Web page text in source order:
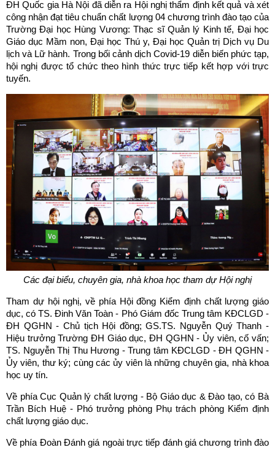
ĐH Quốc gia Hà Nội đã diễn ra Hội nghị thẩm định kết quả và xét
công nhận đạt tiêu chuẩn chất lượng 04 chương trình đào tạo của
Trường Đại học Hùng Vương: Thạc sĩ Quản lý Kinh tế, Đại học
Giáo dục Mầm non, Đại học Thú y, Đại học Quản trị Dịch vụ Du
lịch và Lữ hành. Trong bối cảnh dịch Covid-19 diễn biến phức tạp,
hội nghị được tổ chức theo hình thức trực tiếp kết hợp với trực
tuyến.
Các đại biểu, chuyên gia, nhà khoa học tham dự Hội nghị
Tham dự hội nghị, về phía Hội đồng Kiểm định chất lượng giáo
dục, có TS. Đinh Văn Toàn - Phó Giám đốc Trung tâm KĐCLGD -
ĐH QGHN - Chủ tịch Hội đồng; GS.TS. Nguyễn Quý Thanh -
Hiệu trưởng Trường ĐH Giáo dục, ĐH QGHN - Ủy viên, cố vấn;
TS. Nguyễn Thị Thu Hương - Trung tâm KĐCLGD - ĐH QGHN -
Ủy viên, thư ký; cùng các ủy viên là những chuyên gia, nhà khoa
học uy tín.
Về phía Cục Quản lý chất lượng - Bộ Giáo dục & Đào tạo, có Bà
Trần Bích Huệ - Phó trưởng phòng Phụ trách phòng Kiểm định
chất lượng giáo dục.
Về phía Đoàn Đánh giá ngoài trực tiếp đánh giá chương trình đào